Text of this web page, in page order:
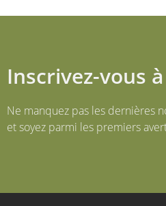
Inscrivez-vous
Ne manquez pas les dernières
et soyez parmi les premiers